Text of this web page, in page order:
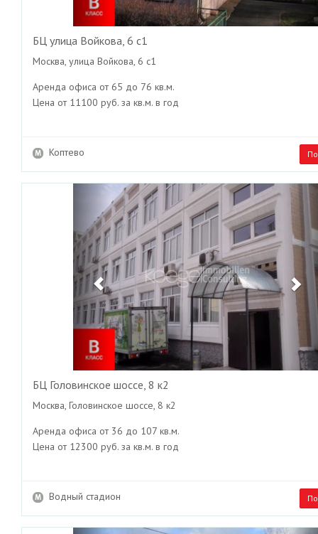
БЦ улица Войкова, 6 с1
Москва, улица Войкова, 6 с1
Аренда офиса от 65 до 76 кв.м.
Цена от 11100 руб. за кв.м. в год
Коптево
Previous
БЦ Головинское шоссе, 8 к2
Москва, Головинское шоссе, 8 к2
Аренда офиса от 36 до 107 кв.м.
Цена от 12300 руб. за кв.м. в год
Водный стадион